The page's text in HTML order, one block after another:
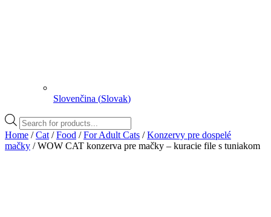
Slovenčina (Slovak)
Products
search
Home /Cat /Food /For Adult Cats /Konzervy pre dospelé
mačky / WOW CAT konzerva pre mačky – kuracie file s tuniakom